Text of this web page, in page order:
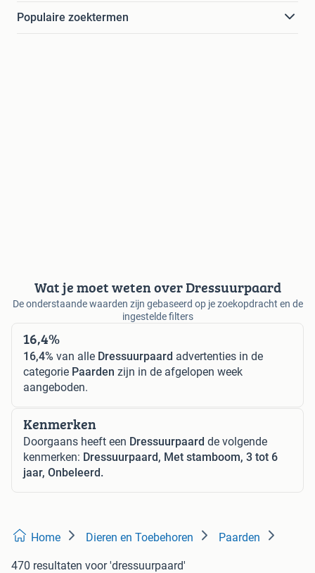
Populaire zoektermen
Wat je moet weten over Dressuurpaard
De onderstaande waarden zijn gebaseerd op je zoekopdracht en de
ingestelde filters
16,4%
16,4% van alle Dressuurpaard advertenties in de
categorie Paarden zijn in de afgelopen week
aangeboden.
Kenmerken
Doorgaans heeft een Dressuurpaard de volgende
kenmerken: Dressuurpaard, Met stamboom, 3 tot 6
jaar, Onbeleerd.
Home Dieren en Toebehoren Paarden
470 resultaten voor 'dressuurpaard'